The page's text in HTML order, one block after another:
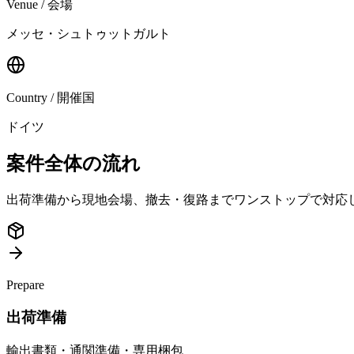
Venue / 会場
メッセ・シュトゥットガルト
Country / 開催国
ドイツ
案件全体の流れ
出荷準備から現地会場、撤去・復路までワンストップで対応
Prepare
出荷準備
輸出書類・通関準備・専用梱包